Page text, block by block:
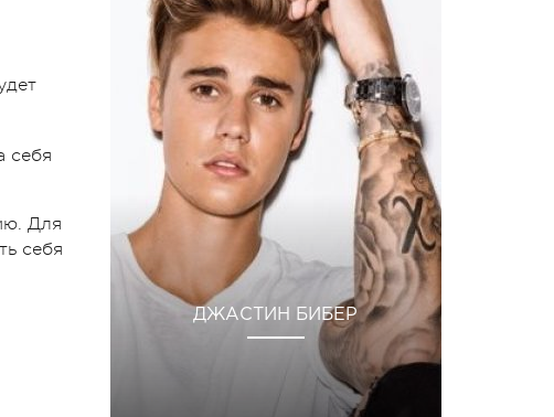
себя
Для
себя
ДЖАСТИН БИБЕР